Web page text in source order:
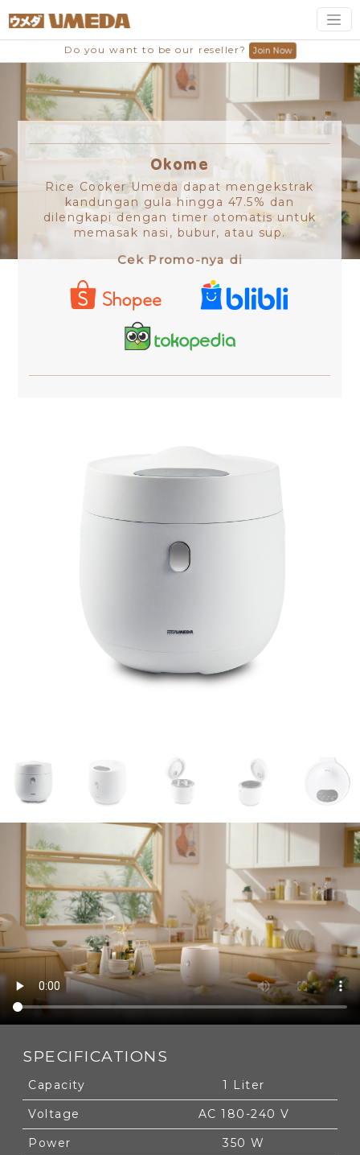
Do you want to be our reseller? Join Now
Okome
Rice Cooker Umeda dapat mengekstrak
kandungan gula hingga 47.5% dan
dilengkapi dengan timer otomatis untuk
memasak nasi, bubur, atau sup.
Cek Promo-nya di
SPECIFICATIONS
Capacity
1 Liter
Voltage
AC 180-240 V
Power
350 W